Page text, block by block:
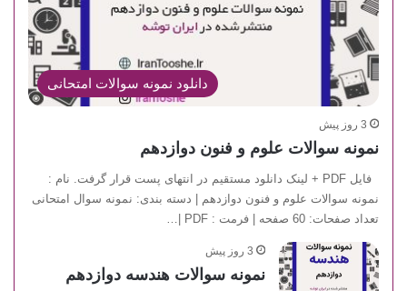
دانلود نمونه سوالات امتحانی
3 روز پیش
نمونه سوالات علوم و فنون دوازدهم
فایل PDF + لینک دانلود مستقیم در انتهای پست قرار گرفت. نام :
نمونه سوالات علوم و فنون دوازدهم | دسته بندی: نمونه سوال امتحانی
تعداد صفحات: 60 صفحه | فرمت : PDF |…
3 روز پیش
نمونه سوالات هندسه دوازدهم